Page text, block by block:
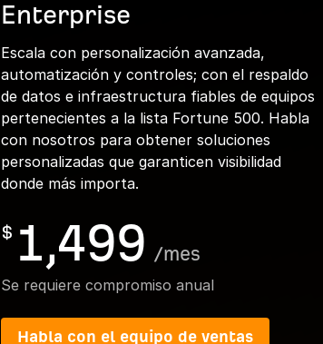
Enterprise
Escala con personalización avanzada,
automatización y controles; con el respaldo
de datos e infraestructura fiables de equipos
pertenecientes a la lista Fortune 500. Habla
con nosotros para obtener soluciones
personalizadas que garanticen visibilidad
donde más importa.
$ 1,499 /mes
Se requiere compromiso anual
Habla con el equipo de ventas